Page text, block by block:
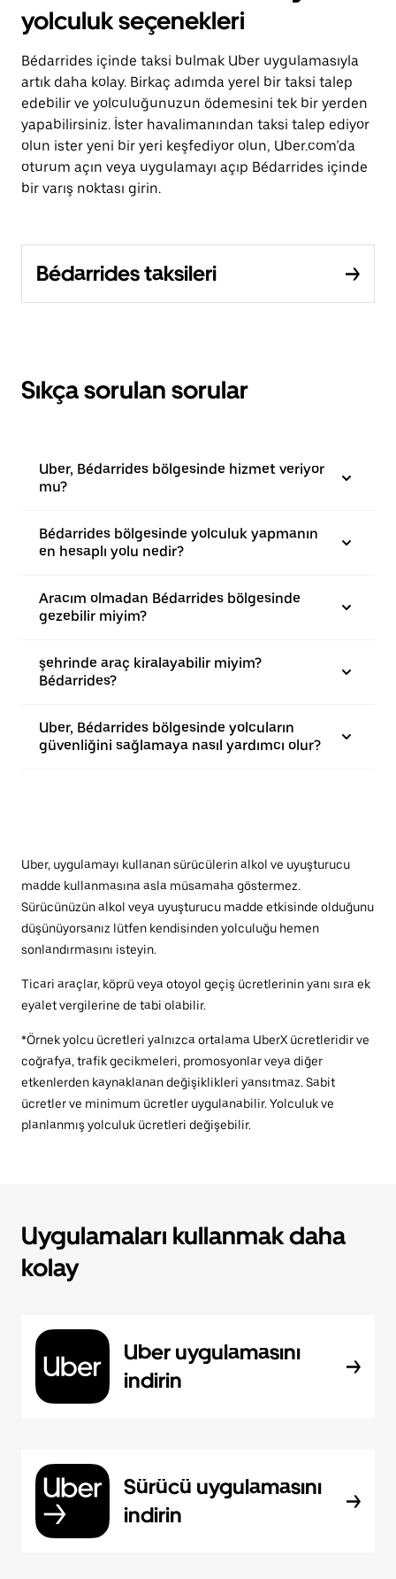
yolculuk seçenekleri
Bédarrides içinde taksi bulmak Uber uygulamasıyla
artık daha kolay. Birkaç adımda yerel bir taksi talep
edebilir ve yolculuğunuzun ödemesini tek bir yerden
yapabilirsiniz. İster havalimanından taksi talep ediyor
olun ister yeni bir yeri keşfediyor olun, Uber.com’da
oturum açın veya uygulamayı açıp Bédarrides içinde
bir varış noktası girin.
Bédarrides taksileri
Sıkça sorulan sorular
Uber, Bédarrides bölgesinde hizmet veriyor
mu?
Bédarrides bölgesinde yolculuk yapmanın
en hesaplı yolu nedir?
Aracım olmadan Bédarrides bölgesinde
gezebilir miyim?
şehrinde araç kiralayabilir miyim?
Bédarrides?
Uber, Bédarrides bölgesinde yolcuların
güvenliğini sağlamaya nasıl yardımcı olur?
Uber, uygulamayı kullanan sürücülerin alkol ve uyuşturucu
madde kullanmasına asla müsamaha göstermez.
Sürücünüzün alkol veya uyuşturucu madde etkisinde olduğunu
düşünüyorsanız lütfen kendisinden yolculuğu hemen
sonlandırmasını isteyin.
Ticari araçlar, köprü veya otoyol geçiş ücretlerinin yanı sıra ek
eyalet vergilerine de tabi olabilir.
*Örnek yolcu ücretleri yalnızca ortalama UberX ücretleridir ve
coğrafya, trafik gecikmeleri, promosyonlar veya diğer
etkenlerden kaynaklanan değişiklikleri yansıtmaz. Sabit
ücretler ve minimum ücretler uygulanabilir. Yolculuk ve
planlanmış yolculuk ücretleri değişebilir.
Uygulamaları kullanmak daha
kolay
Uber uygulamasını
indirin
Sürücü uygulamasını
indirin